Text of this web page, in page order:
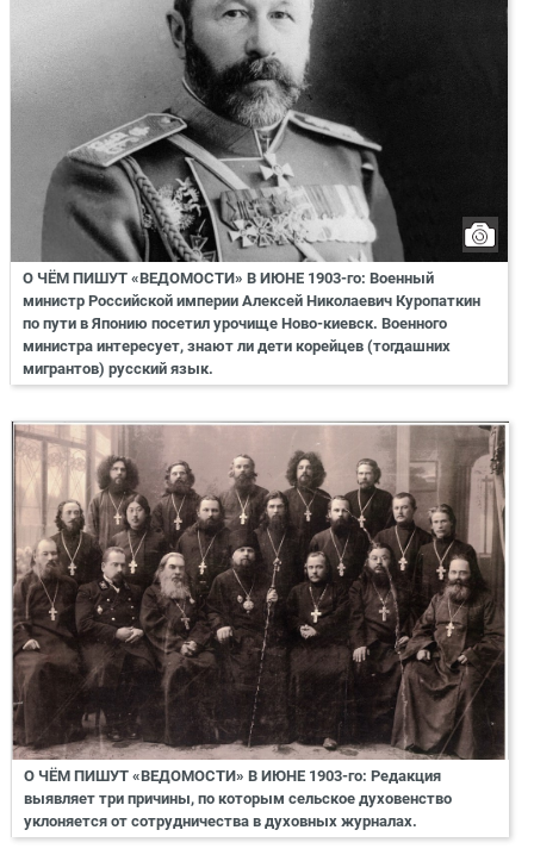
О ЧЁМ ПИШУТ «ВЕДОМОСТИ» В ИЮНЕ 1903-го: Военный
министр Российской империи Алексей Николаевич Куропаткин
по пути в Японию посетил урочище Ново-киевск. Военного
министра интересует, знают ли дети корейцев (тогдашних
мигрантов) русский язык.
О ЧЁМ ПИШУТ «ВЕДОМОСТИ» В ИЮНЕ 1903-го: Редакция
выявляет три причины, по которым сельское духовенство
уклоняется от сотрудничества в духовных журналах.